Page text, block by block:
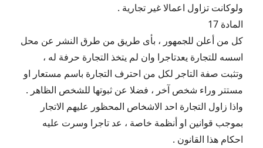
ولوكانت تزاول اعمالا غير تجارية .
المادة 17
كل من أعلن للجمهور ، بأى طريق من طرق النشر عن محل
اسسه للتجارة يعدتاجرا وان لم يتخذ التجارة حرفة له ،
وتثبت صفة التاجر لكل من احترف التجارة باسم مستعار او
مستتر وراء شخص آخر ، فضلا عن ثبوتها للشخص الظاهر .
واذا زاول التجارة احد الاشخاص المحظور عليهم الاتجار
بموجب قوانين او أنظمة خاصة ، عد تاجرا وسرت عليه
احكام هذا القانون .